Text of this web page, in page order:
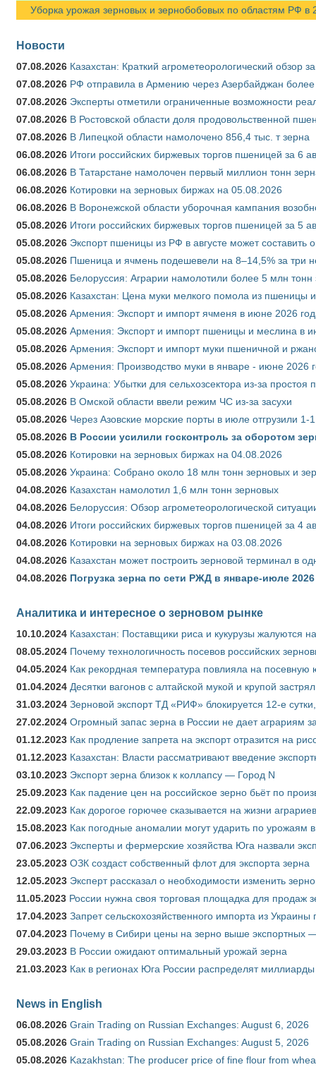
Уборка урожая зерновых и зернобобовых по областям РФ в
Новости
07.08.2026 Казахстан: Краткий агрометеорологический обзор
07.08.2026 РФ отправила в Армению через Азербайджан более
07.08.2026 Эксперты отметили ограниченные возможности
07.08.2026 В Ростовской области доля продовольственной
07.08.2026 В Липецкой области намолочено 856,4 тыс. т зерна
06.08.2026 Итоги российских биржевых торгов пшеницей за 6
06.08.2026 В Татарстане намолочен первый миллион тонн
06.08.2026 Котировки на зерновых биржах на 05.08.2026
06.08.2026 В Воронежской области уборочная кампания
05.08.2026 Итоги российских биржевых торгов пшеницей за 5
05.08.2026 Экспорт пшеницы из РФ в августе может составить
05.08.2026 Пшеница и ячмень подешевели на 8–14,5% за три
05.08.2026 Белоруссия: Аграрии намолотили более 5 млн тонн
05.08.2026 Казахстан: Цена муки мелкого помола из пшеницы
05.08.2026 Армения: Экспорт и импорт ячменя в июне 2026
05.08.2026 Армения: Экспорт и импорт пшеницы и меслина в
05.08.2026 Армения: Экспорт и импорт муки пшеничной и
05.08.2026 Армения: Производство муки в январе - июне 2026
05.08.2026 Украина: Убытки для сельхозсектора из-за простоя
05.08.2026 В Омской области ввели режим ЧС из-за засухи
05.08.2026 Через Азовские морские порты в июле отгрузили
05.08.2026 В России усилили госконтроль за оборотом
05.08.2026 Котировки на зерновых биржах на 04.08.2026
05.08.2026 Украина: Собрано около 18 млн тонн зерновых и
04.08.2026 Казахстан намолотил 1,6 млн тонн зерновых
04.08.2026 Белоруссия: Обзор агрометеорологической
04.08.2026 Итоги российских биржевых торгов пшеницей за 4
04.08.2026 Котировки на зерновых биржах на 03.08.2026
04.08.2026 Казахстан может построить зерновой терминал в
04.08.2026 Погрузка зерна по сети РЖД в январе-июле
Аналитика и интересное о зерновом рынке
10.10.2024 Казахстан: Поставщики риса и кукурузы жалуются
08.05.2024 Почему технологичность посевов российских
04.05.2024 Как рекордная температура повлияла на
01.04.2024 Десятки вагонов с алтайской мукой и крупой
31.03.2024 Зерновой экспорт ТД «РИФ» блокируется 12-е
27.02.2024 Огромный запас зерна в России не дает аграриям
01.12.2023 Как продление запрета на экспорт отразится на
01.12.2023 Казахстан: Власти рассматривают введение
03.10.2023 Экспорт зерна близок к коллапсу — Город N
25.09.2023 Как падение цен на российское зерно бьёт по
22.09.2023 Как дорогое горючее сказывается на жизни аграриев
15.08.2023 Как погодные аномалии могут ударить по урожаям
07.06.2023 Эксперты и фермерские хозяйства Юга назвали
23.05.2023 ОЗК создаст собственный флот для экспорта зерна
12.05.2023 Эксперт рассказал о необходимости изменить
11.05.2023 России нужна своя торговая площадка для продаж
17.04.2023 Запрет сельскохозяйственного импорта из
07.04.2023 Почему в Сибири цены на зерно выше экспортных
29.03.2023 В России ожидают оптимальный урожай зерна
21.03.2023 Как в регионах Юга России распределят
News in English
06.08.2026 Grain Trading on Russian Exchanges: August 6, 2026
05.08.2026 Grain Trading on Russian Exchanges: August 5, 2026
05.08.2026 Kazakhstan: The producer price of fine flour from